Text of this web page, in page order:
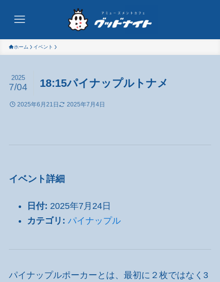
ホーム イベント
18:15パイナップルトナメ
2025
7/04
2025年6月21日 2025年7月4日
イベント詳細
日付: 2025年7月24日
カテゴリ: パイナップル
パイナップルポーカーとは、最初に２枚ではなく3